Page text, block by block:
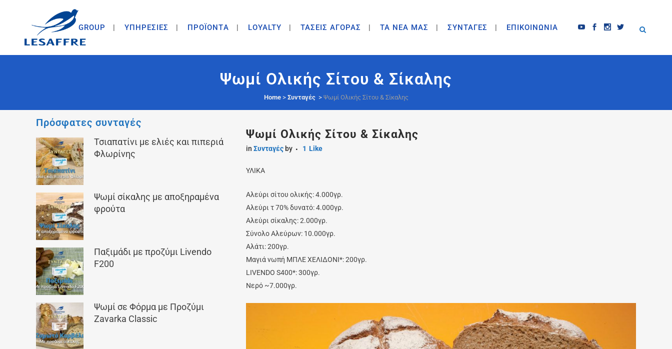
GROUP ΥΠΗΡΕΣΙΕΣ ΠΡΟΪΟΝΤA LOYALTY ΤΑΣΕΙΣ ΑΓΟΡΑΣ ΤΑ ΝΕΑ ΜΑΣ ΣΥΝΤΑΓΕΣ ΕΠΙΚΟΙΝΩΝΙΑ
Ψωμί Ολικής Σίτου & Σίκαλης
Home> Συνταγές > Ψωμί Ολικής Σίτου & Σίκαλης
Πρόσφατες συνταγές
Τσιαπατίνι με ελιές και πιπεριά
Φλωρίνης
Ψωμί σίκαλης με αποξηραμένα
φρούτα
Παξιμάδι με προζύμι Livendo
F200
Ψωμί σε Φόρμα με Προζύμι
Zavarka Classic
Ψωμί Ολικής Σίτου & Σίκαλης
in Συνταγές by 1 Like
ΥΛΙΚΑ
Αλεύρι σίτου ολικής: 4.000γρ.
Αλεύρι τ 70% δυνατό: 4.000γρ.
Αλεύρι σίκαλης: 2.000γρ.
Σύνολο Αλεύρων: 10.000γρ.
Αλάτι: 200γρ.
Μαγιά νωπή ΜΠΛΕ ΧΕΛΙΔΟΝΙ*: 200γρ.
LIVENDO S400*: 300γρ.
Νερό ~7.000γρ.